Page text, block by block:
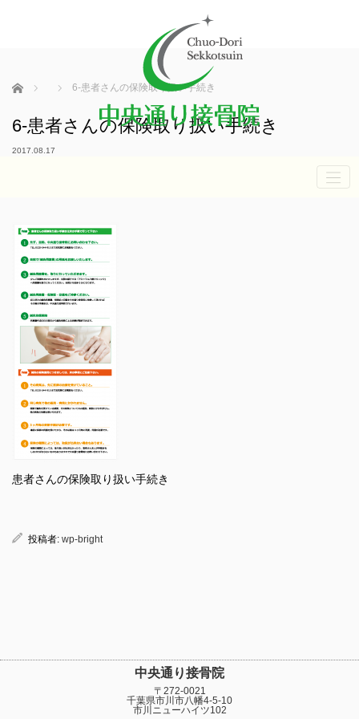
ホーム 6-患者さんの保険取り扱い手続き
6-患者さんの保険取り扱い手続き
2017.08.17
患者さんの保険取り扱い手続き
投稿者: wp-bright
中央通り接骨院
〒272-0021
千葉県市川市八幡4-5-10
市川ニューハイツ102